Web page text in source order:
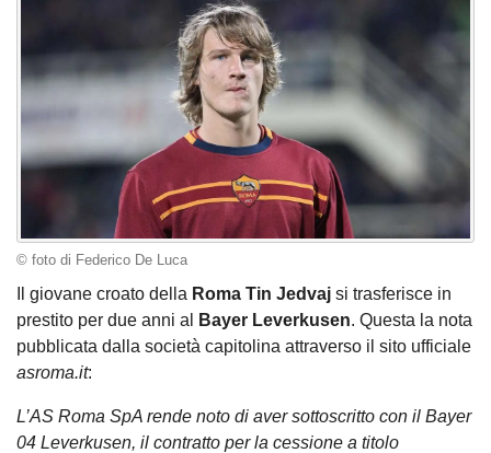
© foto di Federico De Luca
Il giovane croato della Roma Tin Jedvaj si trasferisce in
prestito per due anni al
Bayer Leverkusen. Questa la nota
pubblicata dalla società capitolina attraverso il sito ufficiale
asroma.it:
L’AS Roma SpA rende noto di aver sottoscritto con il Bayer
04 Leverkusen, il contratto per la cessione a titolo